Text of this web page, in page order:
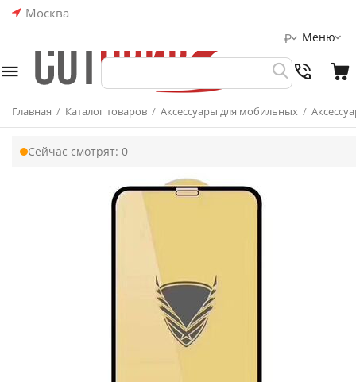
Москва
Меню
₽
Главная / Каталог товаров / Аксессуары для мобильных /
Сейчас смотрят: 0